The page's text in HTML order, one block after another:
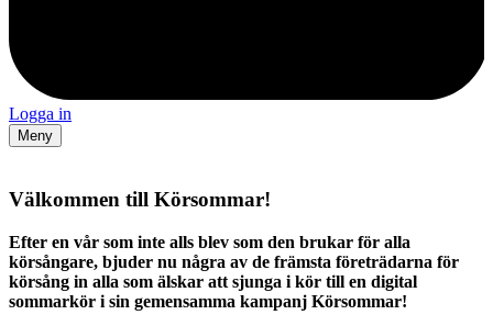
Logga in
Meny
Välkommen till Körsommar!
Efter en vår som inte alls blev som den brukar för alla
körsångare, bjuder nu några av de främsta företrädarna för
körsång in alla som älskar att sjunga i kör till en digital
sommarkör i sin gemensamma kampanj Körsommar!